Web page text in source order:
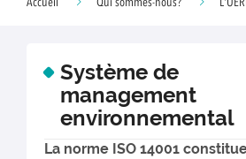
Accueil Qui sommes-nous?
Système de
management
environnemental
La norme ISO 14001